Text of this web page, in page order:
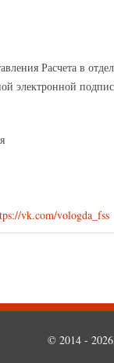
Расчета в
электронной
vk.com/vologda_fss
© 2014 -